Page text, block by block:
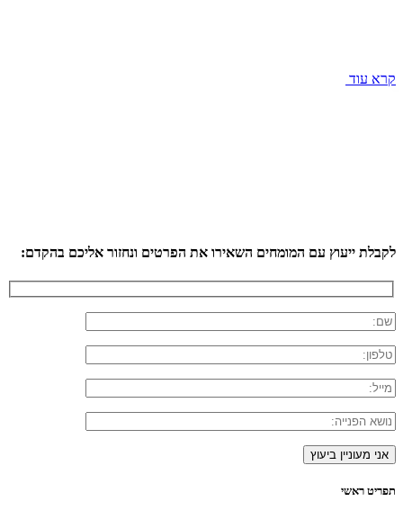
קרא עוד
לקבלת ייעוץ עם המומחים השאירו את הפרטים ונחזור אליכם בהקדם:
תפריט ראשי